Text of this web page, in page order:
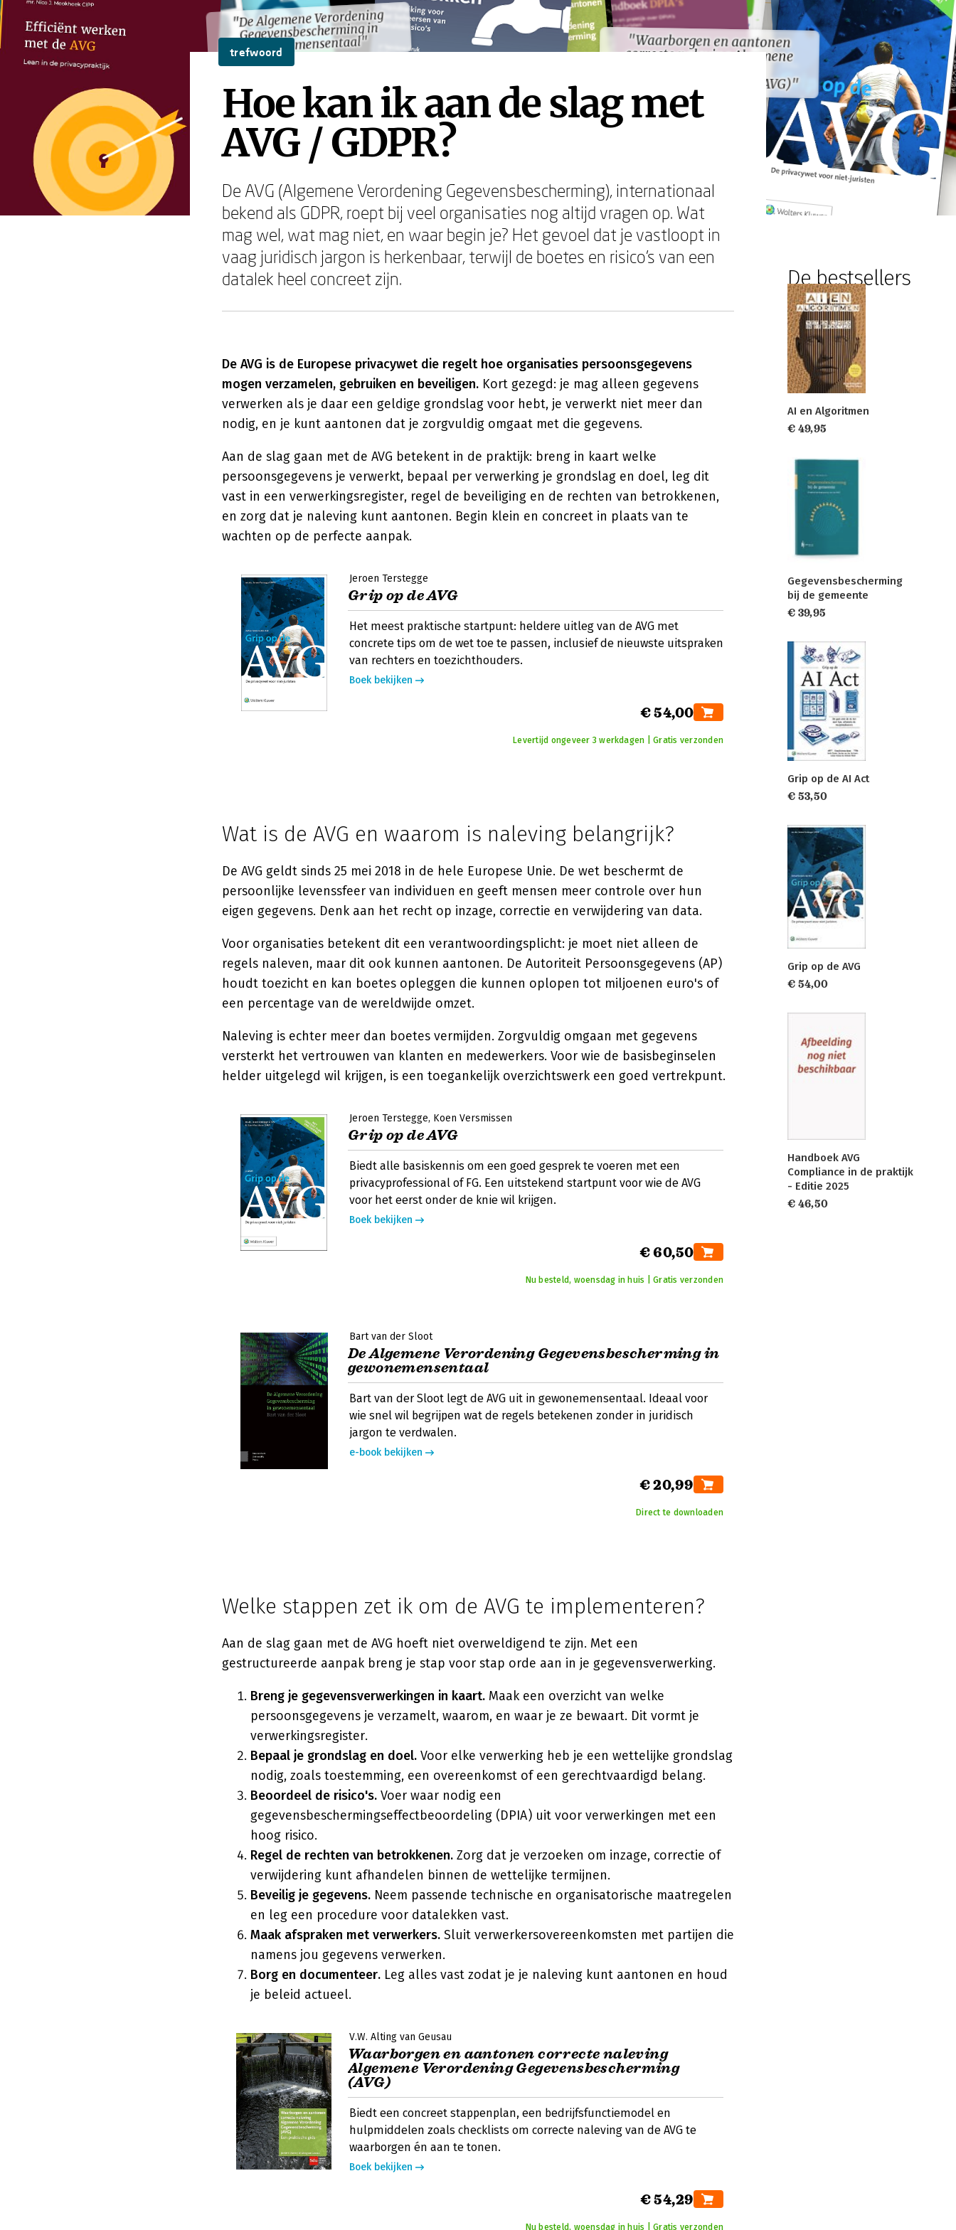
"De Algemene Verordening
Gegevensbescherming in
gewonemensentaal" "Waarborgen en aantonen
correcte naleving Algemene
Gegevensbescherming (AVG)"
"De Algemene Verordening
Gegevensbescherming in
gewonemensentaal" "Waarborgen en aantonen
correcte naleving Algemene
Gegevensbescherming (AVG)"
trefwoord
Hoe kan ik aan de slag met
AVG / GDPR?
De AVG (Algemene Verordening Gegevensbescherming), internationaal
bekend als GDPR, roept bij veel organisaties nog altijd vragen op. Wat
mag wel, wat mag niet, en waar begin je? Het gevoel dat je vastloopt in
vaag juridisch jargon is herkenbaar, terwijl de boetes en risico's van een
datalek heel concreet zijn.
De AVG is de Europese privacywet die regelt hoe organisaties persoonsgegevens
mogen verzamelen, gebruiken en beveiligen. Kort gezegd: je mag alleen gegevens
verwerken als je daar een geldige grondslag voor hebt, je verwerkt niet meer dan
nodig, en je kunt aantonen dat je zorgvuldig omgaat met die gegevens.
Aan de slag gaan met de AVG betekent in de praktijk: breng in kaart welke
persoonsgegevens je verwerkt, bepaal per verwerking je grondslag en doel, leg dit
vast in een verwerkingsregister, regel de beveiliging en de rechten van betrokkenen,
en zorg dat je naleving kunt aantonen. Begin klein en concreet in plaats van te
wachten op de perfecte aanpak.
Jeroen Terstegge
Grip op de AVG
Het meest praktische startpunt: heldere uitleg van de AVG met
concrete tips om de wet toe te passen, inclusief de nieuwste uitspraken
van rechters en toezichthouders.
Boek bekijken
€ 54,00
Levertijd ongeveer 3 werkdagen | Gratis verzonden
Wat is de AVG en waarom is naleving belangrijk?
De AVG geldt sinds 25 mei 2018 in de hele Europese Unie. De wet beschermt de
persoonlijke levenssfeer van individuen en geeft mensen meer controle over hun
eigen gegevens. Denk aan het recht op inzage, correctie en verwijdering van data.
Voor organisaties betekent dit een verantwoordingsplicht: je moet niet alleen de
regels naleven, maar dit ook kunnen aantonen. De Autoriteit Persoonsgegevens (AP)
houdt toezicht en kan boetes opleggen die kunnen oplopen tot miljoenen euro's of
een percentage van de wereldwijde omzet.
Naleving is echter meer dan boetes vermijden. Zorgvuldig omgaan met gegevens
versterkt het vertrouwen van klanten en medewerkers. Voor wie de basisbeginselen
helder uitgelegd wil krijgen, is een toegankelijk overzichtswerk een goed vertrekpunt.
Jeroen Terstegge Koen Versmissen
Grip op de AVG
Biedt alle basiskennis om een goed gesprek te voeren met een
privacyprofessional of FG. Een uitstekend startpunt voor wie de AVG
voor het eerst onder de knie wil krijgen.
Boek bekijken
€ 60,50
Nu besteld, woensdag in huis | Gratis verzonden
Bart van der Sloot
De Algemene Verordening Gegevensbescherming in
gewonemensentaal
Bart van der Sloot legt de AVG uit in gewonemensentaal. Ideaal voor
wie snel wil begrijpen wat de regels betekenen zonder in juridisch
jargon te verdwalen.
e-book bekijken
€ 20,99
Direct te downloaden
Welke stappen zet ik om de AVG te implementeren?
Aan de slag gaan met de AVG hoeft niet overweldigend te zijn. Met een
gestructureerde aanpak breng je stap voor stap orde aan in je gegevensverwerking.
Breng je gegevensverwerkingen in kaart. Maak een overzicht van welke
persoonsgegevens je verzamelt, waarom, en waar je ze bewaart. Dit vormt je
verwerkingsregister.
Bepaal je grondslag en doel. Voor elke verwerking heb je een wettelijke grondslag
nodig, zoals toestemming, een overeenkomst of een gerechtvaardigd belang.
Beoordeel de risico's. Voer waar nodig een
gegevensbeschermingseffectbeoordeling (DPIA) uit voor verwerkingen met een
hoog risico.
Regel de rechten van betrokkenen. Zorg dat je verzoeken om inzage, correctie of
verwijdering kunt afhandelen binnen de wettelijke termijnen.
Beveilig je gegevens. Neem passende technische en organisatorische maatregelen
en leg een procedure voor datalekken vast.
Maak afspraken met verwerkers. Sluit verwerkersovereenkomsten met partijen die
namens jou gegevens verwerken.
Borg en documenteer. Leg alles vast zodat je je naleving kunt aantonen en houd
je beleid actueel.
V.W. Alting van Geusau
Waarborgen en aantonen correcte naleving
Algemene Verordening Gegevensbescherming
(AVG)
Biedt een concreet stappenplan, een bedrijfsfunctiemodel en
hulpmiddelen zoals checklists om correcte naleving van de AVG te
waarborgen én aan te tonen.
Boek bekijken
€ 54,29
Nu besteld, woensdag in huis | Gratis verzonden
De bestsellers
AI en Algoritmen
€ 49,95
Gegevensbescherming
bij de gemeente
€ 39,95
Grip op de AI Act
€ 53,50
Grip op de AVG
€ 54,00
Handboek AVG
Compliance in de praktijk
- Editie 2025
€ 46,50